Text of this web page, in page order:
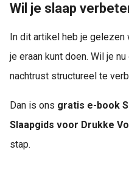
Wil je slaap
In dit artikel heb je gelezen
je eraan kunt doen. Wil je
nachtrust structureel te
Dan is ons gratis e-book
Slaapgids voor Drukke
stap.